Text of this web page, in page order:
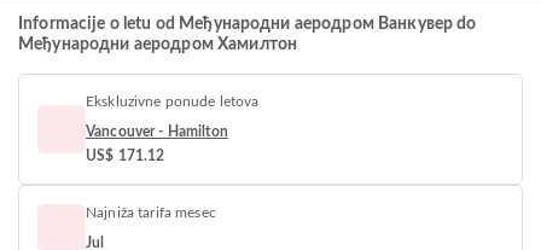
Informacije o letu od Међународни аеродром Ванкувер do
Међународни аеродром Хамилтон
Ekskluzivne ponude letova
Vancouver - Hamilton
US$ 171.12
Najniža tarifa mesec
Jul